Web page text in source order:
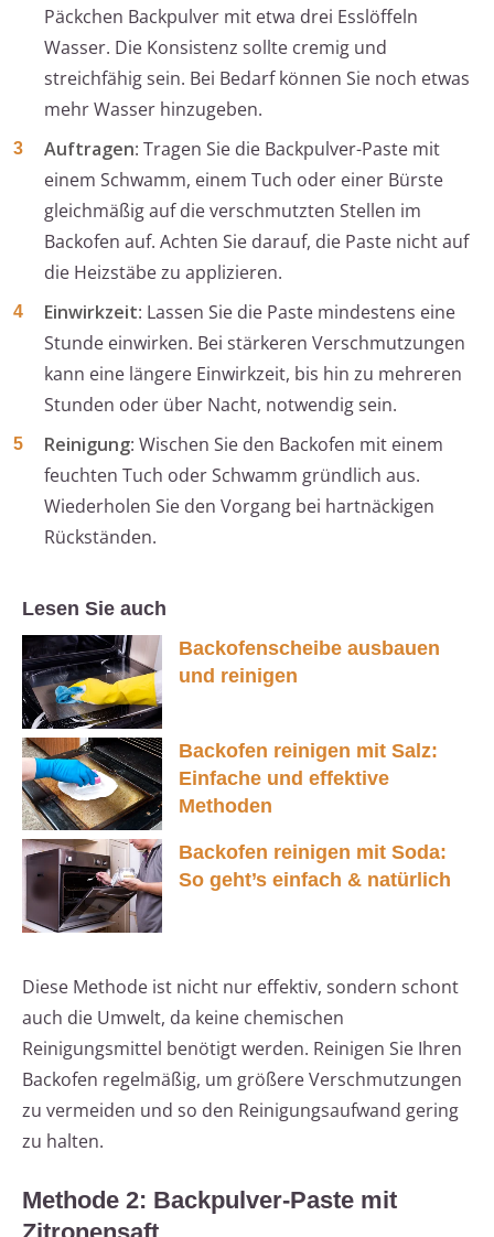
Päckchen Backpulver mit etwa drei Esslöffeln
Wasser. Die Konsistenz sollte cremig und
streichfähig sein. Bei Bedarf können Sie noch etwas
mehr Wasser hinzugeben.
Auftragen: Tragen Sie die Backpulver-Paste mit
einem Schwamm, einem Tuch oder einer Bürste
gleichmäßig auf die verschmutzten Stellen im
Backofen auf. Achten Sie darauf, die Paste nicht auf
die Heizstäbe zu applizieren.
Einwirkzeit: Lassen Sie die Paste mindestens eine
Stunde einwirken. Bei stärkeren Verschmutzungen
kann eine längere Einwirkzeit, bis hin zu mehreren
Stunden oder über Nacht, notwendig sein.
Reinigung: Wischen Sie den Backofen mit einem
feuchten Tuch oder Schwamm gründlich aus.
Wiederholen Sie den Vorgang bei hartnäckigen
Rückständen.
Lesen Sie auch
Backofenscheibe ausbauen
und reinigen
Backofen reinigen mit Salz:
Einfache und effektive
Methoden
Backofen reinigen mit Soda:
So geht’s einfach & natürlich
Diese Methode ist nicht nur effektiv, sondern schont
auch die Umwelt, da keine chemischen
Reinigungsmittel benötigt werden. Reinigen Sie Ihren
Backofen regelmäßig, um größere Verschmutzungen
zu vermeiden und so den Reinigungsaufwand gering
zu halten.
Methode 2: Backpulver-Paste mit